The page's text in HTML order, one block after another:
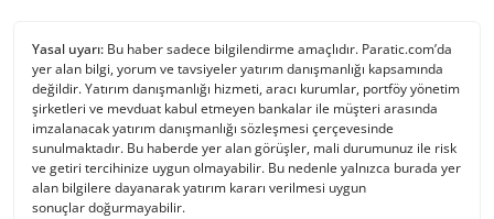
Yasal uyarı: Bu haber sadece bilgilendirme amaçlıdır. Paratic.com’da
yer alan bilgi, yorum ve tavsiyeler yatırım danışmanlığı kapsamında
değildir. Yatırım danışmanlığı hizmeti, aracı kurumlar, portföy yönetim
şirketleri ve mevduat kabul etmeyen bankalar ile müşteri arasında
imzalanacak yatırım danışmanlığı sözleşmesi çerçevesinde
sunulmaktadır. Bu haberde yer alan görüşler, mali durumunuz ile risk
ve getiri tercihinize uygun olmayabilir. Bu nedenle yalnızca burada yer
alan bilgilere dayanarak yatırım kararı verilmesi uygun
sonuçlar doğurmayabilir.